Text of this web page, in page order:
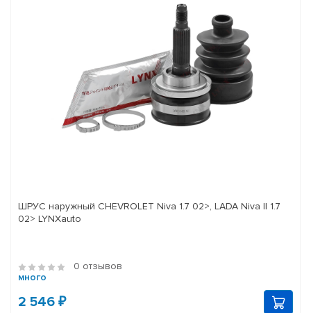
ШРУС наружный CHEVROLET Niva 1.7 02>, LADA Niva II 1.7
02> LYNXauto
0 отзывов
много
2 546 ₽